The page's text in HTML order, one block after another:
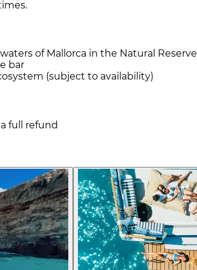
of Mallorca in the Natural Reserve
bar
(subject to availability)
full refund